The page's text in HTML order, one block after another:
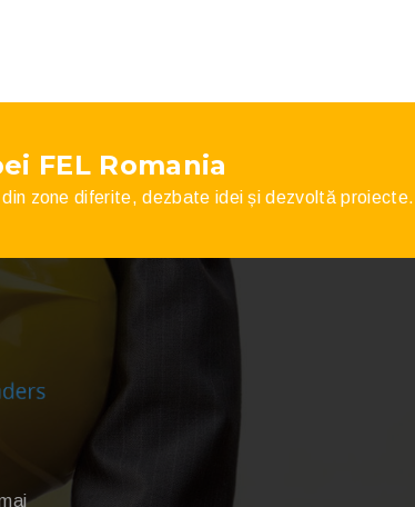
FEL Romania
zone diferite, dezbate idei și dezvoltă proiecte.